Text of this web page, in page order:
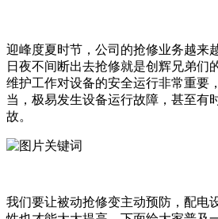
迎峰度夏时节，公司的抢修业务越来
日夜不间断出去抢修就是创辉兄弟们
维护工作对设备的安全运行非常重要
当，极易发生设备运行故障，甚至有
故。
我们要让被动抢修变主动预防，配电